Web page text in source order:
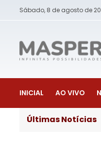
Sábado, 8 de agosto de
INICIAL AO VIVO
Últimas Notícias
em 105 municípios do Rio